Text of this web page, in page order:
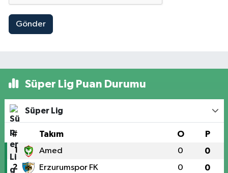
Gönder
Süper Lig Puan Durumu
Süper Lig
# Takım O P
1 Amed 0 0
2 Erzurumspor FK 0 0